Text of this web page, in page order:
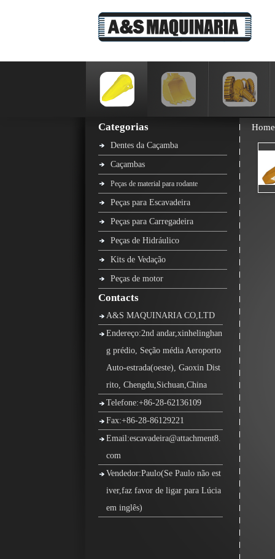
Categorias
Dentes da Caçamba
Caçambas
Peças de material para rodante
Peças para Escavadeira
Peças para Carregadeira
Peças de Hidráulico
Kits de Vedação
Peças de motor
Contacts
A&S MAQUINARIA CO,LTD
Endereço:2nd andar,xinhelinghan
g prédio, Seção média Aeroporto
Auto-estrada(oeste), Gaoxin Dist
rito, Chengdu,Sichuan,China
Telefone:+86-28-62136109
Fax:+86-28-86129221
Email:escavadeira@attachment8.
com
Vendedor:Paulo(Se Paulo não est
iver,faz favor de ligar para Lúcia
em inglês)
Home